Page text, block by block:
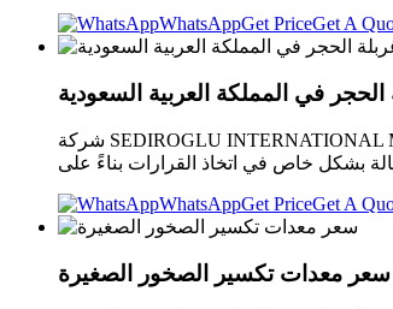
WhatsAppGet PriceGet A
الحجر في المملكة العربية السعودية
شركة SEDIROGLU INTERNATIONAL MACHINE، إحدى الشركات الرائدة عالميًا في قطاعها، تتنافس على الريادة في هذا المجال برؤيتها المستقبلية. ومن خلال استغلال الفرص التي توفرها
بشكل خاص في اتخاذ القرارات بناءً على
WhatsAppGet PriceGet A
سعر معدات تكسير الصخور الصغيرة